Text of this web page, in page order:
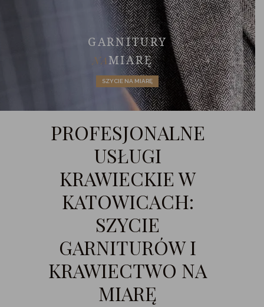
SZYCIE NA MIARĘ
NAMIARĘ
GARNITURY
REALIZACJE
KONTAKT
PROFESJONALNE
USŁUGI
KRAWIECKIE W
KATOWICACH:
SZYCIE
GARNITURÓW I
KRAWIECTWO NA
MIARĘ